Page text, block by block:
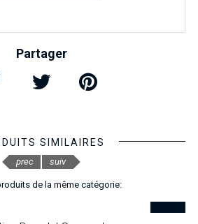
Partager
SIMILAIRES
de la même catégorie:
prec suiv